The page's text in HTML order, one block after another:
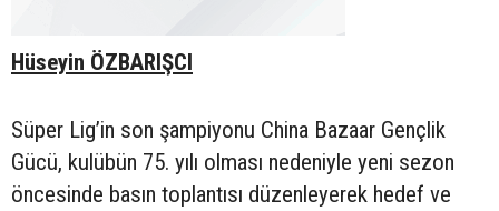
Hüseyin ÖZBARIŞCI
Süper Lig’in son şampiyonu China Bazaar Gençlik
Gücü, kulübün 75. yılı olması nedeniyle yeni sezon
öncesinde basın toplantısı düzenleyerek hedef ve